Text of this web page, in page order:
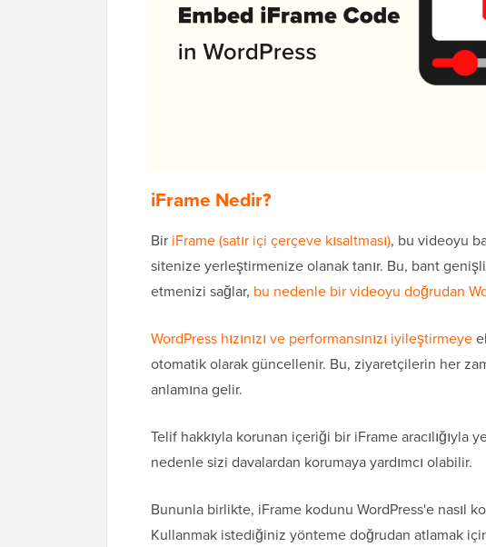
iFrame Nedir?
Bir iFrame (satır içi çerçeve kısaltması), bu videoyu
sitenize yerleştirmenize olanak tanır. Bu, bant
etmenizi sağlar, bu nedenle bir videoyu doğrudan
WordPress hızınızı ve performansınızı iyileştirmeye
otomatik olarak güncellenir. Bu, ziyaretçilerin her
anlamına gelir.
Telif hakkıyla korunan içeriği bir iFrame aracılığıyla
nedenle sizi davalardan korumaya yardımcı olabilir.
Bununla birlikte, iFrame kodunu WordPress'e nasıl
Kullanmak istediğiniz yönteme doğrudan atlamak